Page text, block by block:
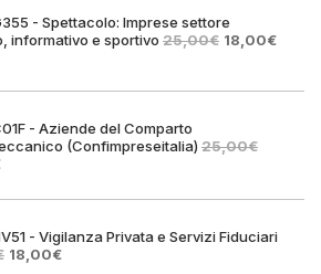
- Spettacolo: Imprese settore
informativo e sportivo 25,00€ Il
era:
18,00€Il
è:
- Aziende del Comparto
(Confimpreseitalia) 25,00€
Il
attuale
18,00€.- Vigilanza Privata e Servizi Fiduciari
Il18,00€Il